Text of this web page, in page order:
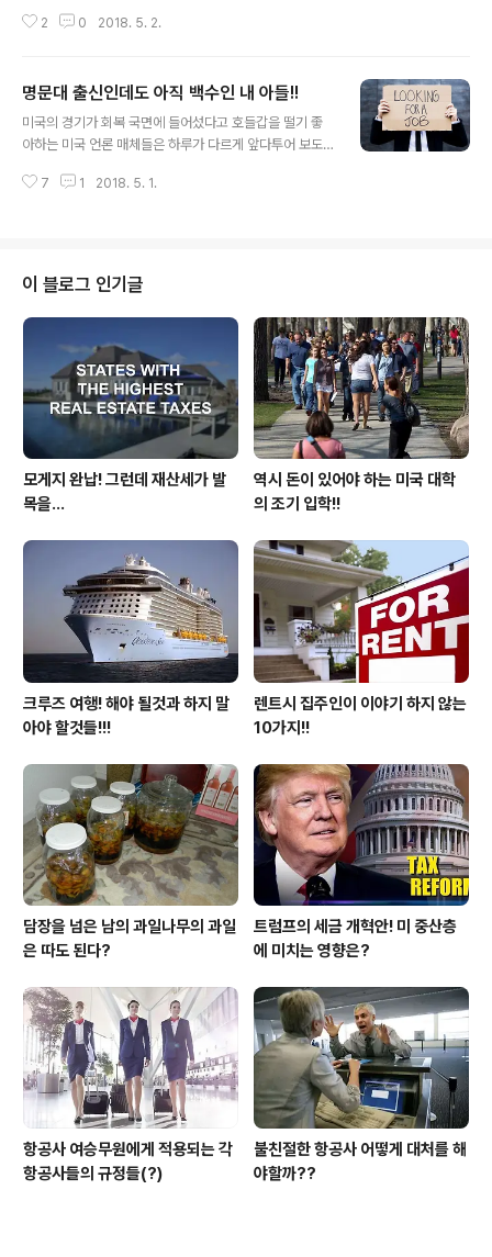
취업 비자 )가 있었다면 그분도 산호세에서 주재원 활동을
도 엇비슷하여 다니엘 형제님!! 베드로 형제님!! 이라 부르
지만 한국서 같은 그룹 계열의 회사를 다닌지라 사석에서
는 윤형!! 이형!! 이라고 서로 호칭을 하는 관계 입니다!! 어
같이 할래요?? " 하길래 별 스케쥴이 없던 필자는 흔쾌히
2 0 2018. 5. 2.
명문대 출신인데도 아직 백수인 내 아들!!
미국의 경기가 회복 국면에 들어섰다고 호들갑을 떨기 좋
아하는 미국 언론 매체들은 하루가 다르게 앞다투어 보도
글쎄요!! 입니다 아니 멀리 갈거 까지 없습니다. 경기 회복
백수일까?? 라는 질문을 스스로 하게 되면 자연스레 대답
은 아니요!! 라고 도출이 됩니다. 좋은 대학을 나오지 못해
서? 좋은 대학의 개념이 무엇인지는 모르지만 그래도 미국
에서 난다 긴다 하는 그런 상위권 대학을 나왔습니다!! 전공
이 후져서 그렇다구요?? 중 장년이 과거 대학 선택을 했던
당시에 소위 상대 라고 부르는 e..
7 1 2018. 5. 1.
이 블로그 인기글
모게지 완납! 그런데 재산세가 발
목을...
역시 돈이 있어야 하는 미국 대학
의 조기 입학!!
크루즈 여행! 해야 될것과 하지 말
아야 할것들!!!
렌트시 집주인이 이야기 하지 않는
10가지!!
담장을 넘은 남의 과일나무의 과일
은 따도 된다?
트럼프의 세금 개혁안! 미 중산층
에 미치는 영향은?
항공사 여승무원에게 적용되는 각
항공사들의 규정들(?)
불친절한 항공사 어떻게 대처를 해
야할까??